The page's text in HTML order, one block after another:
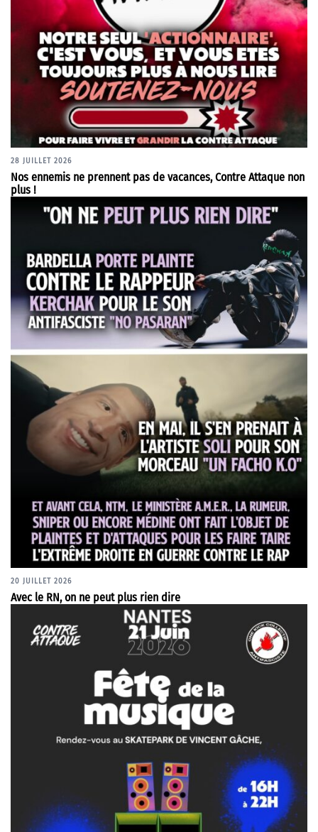
28 JUILLET 2026
Nos ennemis ne prennent pas de vacances, Contre Attaque non
plus !
20 JUILLET 2026
Avec le RN, on ne peut plus rien dire